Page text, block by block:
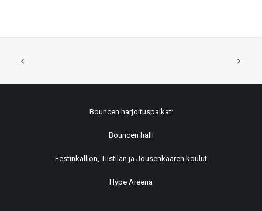
Bouncen harjoituspaikat:
Bouncen halli
Eestinkallion, Tiistilän ja Jousenkaaren koulut
Hype Areena